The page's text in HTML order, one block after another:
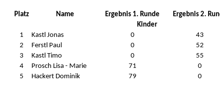
Platz Name Ergebnis 1. Runde
Ergebnis 2.
Kinder
1
Kastl Jonas 0
43
2
Ferstl Paul 0
52
3
Kastl Timo 0
55
4
Prosch Lisa - Marie 71
0
5
Hackert Dominik 79 0